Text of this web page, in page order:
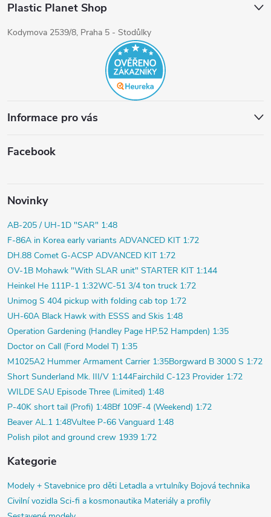
Plastic Planet Shop
Kodymova 2539/8, Praha 5 - Stodůlky
Informace pro vás
Facebook
Novinky
AB-205 / UH-1D "SAR" 1:48
F-86A in Korea early variants ADVANCED KIT 1:72
DH.88 Comet G-ACSP ADVANCED KIT 1:72
OV-1B Mohawk "With SLAR unit" STARTER KIT 1:144
Heinkel He 111P-1 1:32WC-51 3/4 ton truck 1:72
Unimog S 404 pickup with folding cab top 1:72
UH-60A Black Hawk with ESSS and Skis 1:48
Operation Gardening (Handley Page HP.52 Hampden) 1:35
Doctor on Call (Ford Model T) 1:35
M1025A2 Hummer Armament Carrier 1:35Borgward B 3000 S 1:72
Short Sunderland Mk. III/V 1:144Fairchild C-123 Provider 1:72
WILDE SAU Episode Three (Limited) 1:48
P-40K short tail (Profi) 1:48Bf 109F-4 (Weekend) 1:72
Beaver AL.1 1:48Vultee P-66 Vanguard 1:48
Polish pilot and ground crew 1939 1:72
Kategorie
Modely + Stavebnice pro děti Letadla a vrtulníky Bojová technika
Civilní vozidla Sci-fi a kosmonautika Materiály a profily